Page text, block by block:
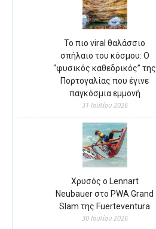
Το πιο viral θαλάσσιο
σπήλαιο του κόσμου: Ο
“φυσικός καθεδρικός” της
Πορτογαλίας που έγινε
παγκόσμια εμμονή
31 Ιουλίου 2026
Χρυσός ο Lennart
Neubauer στο PWA Grand
Slam της Fuerteventura
30 Ιουλίου 2026